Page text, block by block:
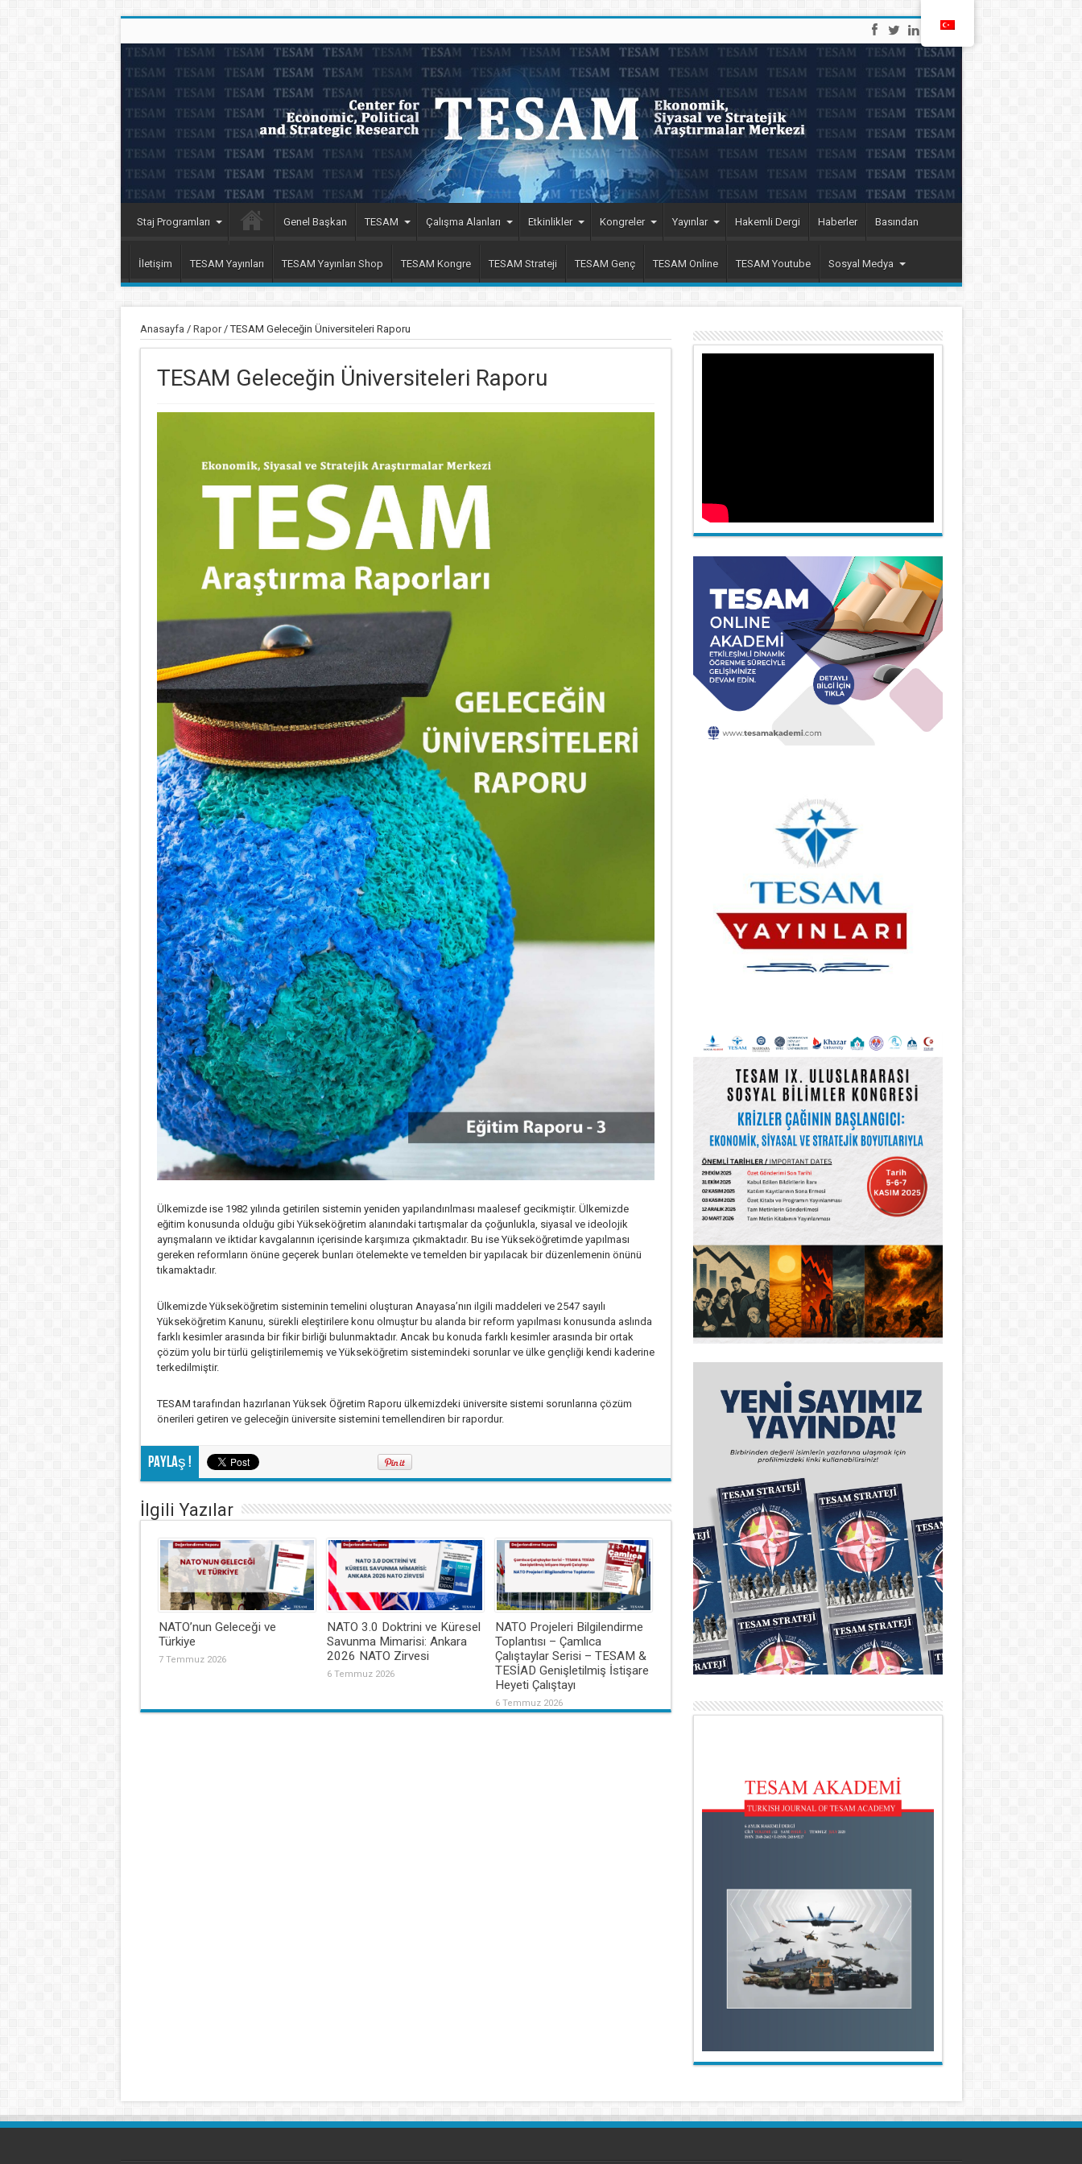
Staj Programları Genel Başkan TESAM Çalışma Alanları Etkinlikler Kongreler Yayınlar Hakemli Dergi Haberler Basından
İletişim TESAM Yayınları TESAM Yayınları Shop TESAM Kongre TESAM Strateji TESAM Genç TESAM Online TESAM Youtube Sosyal Medya
Anasayfa / Rapor/TESAM Geleceğin Üniversiteleri Raporu
TESAM Geleceğin Üniversiteleri Raporu
Ülkemizde ise 1982 yılında getirilen sistemin yeniden yapılandırılması maalesef gecikmiştir. Ülkemizde
eğitim konusunda olduğu gibi Yükseköğretim alanındaki tartışmalar da çoğunlukla, siyasal ve ideolojik
ayrışmaların ve iktidar kavgalarının içerisinde karşımıza çıkmaktadır. Bu ise Yükseköğretimde yapılması
gereken reformların önüne geçerek bunları ötelemekte ve temelden bir yapılacak bir düzenlemenin önünü
tıkamaktadır.
Ülkemizde Yükseköğretim sisteminin temelini oluşturan Anayasa’nın ilgili maddeleri ve 2547 sayılı
Yükseköğretim Kanunu, sürekli eleştirilere konu olmuştur bu alanda bir reform yapılması konusunda aslında
farklı kesimler arasında bir fikir birliği bulunmaktadır. Ancak bu konuda farklı kesimler arasında bir ortak
çözüm yolu bir türlü geliştirilememiş ve Yükseköğretim sistemindeki sorunlar ve ülke gençliği kendi kaderine
terkedilmiştir.
TESAM tarafından hazırlanan Yüksek Öğretim Raporu ülkemizdeki üniversite sistemi sorunlarına çözüm
önerileri getiren ve geleceğin üniversite sistemini temellendiren bir rapordur.
Paylaş !
İlgili Yazılar
NATO’nun Geleceği ve
Türkiye
7 Temmuz 2026
NATO 3.0 Doktrini ve Küresel
Savunma Mimarisi: Ankara
2026 NATO Zirvesi
6 Temmuz 2026
NATO Projeleri Bilgilendirme
Toplantısı – Çamlıca
Çalıştaylar Serisi – TESAM &
TESİAD Genişletilmiş İstişare
Heyeti Çalıştayı
6 Temmuz 2026